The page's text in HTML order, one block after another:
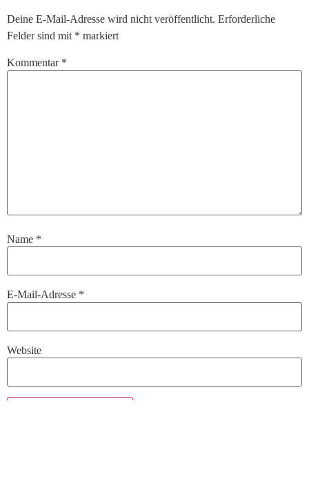
Deine E-Mail-Adresse wird nicht veröffentlicht. Erforderliche
Felder sind mit * markiert
Kommentar *
Name *
E-Mail-Adresse *
Website